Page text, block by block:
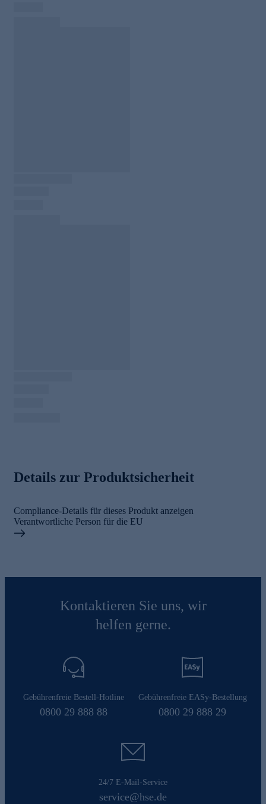
Details zur Produktsicherheit
Compliance-Details für dieses Produkt anzeigen
Verantwortliche Person für die EU
Kontaktieren Sie uns, wir
helfen gerne.
Gebührenfreie Bestell-Hotline
0800 29 888 88
Gebührenfreie EASy-Bestellung
0800 29 888 29
24/7 E-Mail-Service
service@hse.de